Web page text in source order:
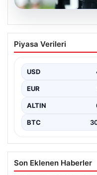
06.08.2026
(Özet) Hradec
Özeti ve Tüm
Piyasa Verileri
USD
EUR
ALTIN
BTC
Son Eklenen Haberler